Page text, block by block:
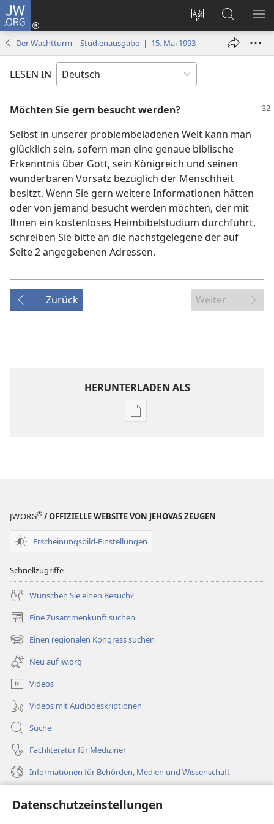
Datenschutzeinstellungen
JW.ORG
Websitesprache
ändern
Anmelden
(öffnet
Suche
Der Wachtturm – Studienausgabe | 15. Mai 1993
LESEN IN
Möchten Sie gern besucht werden?
Selbst in unserer problembeladenen Welt kann man
glücklich sein, sofern man eine genaue biblische
Erkenntnis über Gott, sein Königreich und seinen
wunderbaren Vorsatz bezüglich der Menschheit
besitzt. Wenn Sie gern weitere Informationen hätten
oder von jemand besucht werden möchten, der mit
Ihnen ein kostenloses Heimbibelstudium durchführt,
schreiben Sie bitte an die nächstgelegene der auf
Seite 2 angegebenen Adressen.
Zurück Weiter
HERUNTERLADEN ALS
Downloadoptionen
15. Mai
1993
JW.ORG® / OFFIZIELLE WEBSITE VON JEHOVAS ZEUGEN
Erscheinungsbild-Einstellungen
Schnellzugriffe
Wünschen Sie einen Besuch?
Eine Zusammenkunft suchen
(öffnet
neues
Fenster)
Einen regionalen Kongress suchen
(öffnet
neues
Fenster)
Neu auf jw.org
Videos
Videos mit Audiodeskriptionen
Suche
Fachliteratur für Mediziner
Informationen für Behörden, Medien und Wissenschaft